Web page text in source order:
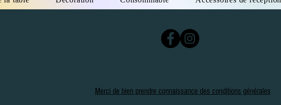
Merci de bien prendre connaissance des conditions générales